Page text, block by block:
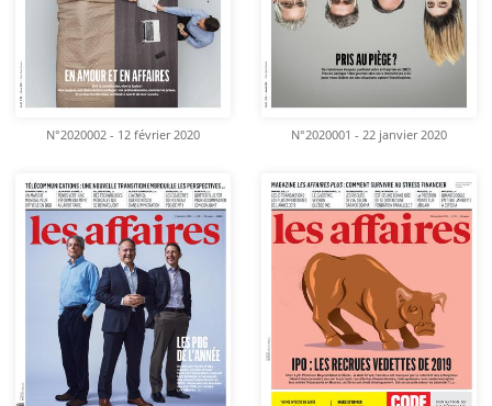
N°2020002 - 12 février 2020 N°2020001 - 22 janvier 2020